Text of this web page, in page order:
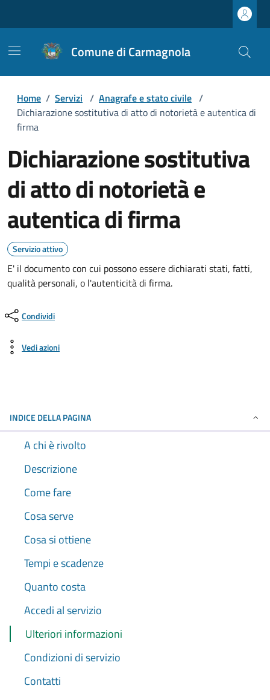
Comune di Carmagnola
Home / Servizi / Anagrafe e stato civile /
Dichiarazione sostitutiva di atto di notorietà e autentica di
firma
Dichiarazione sostitutiva
di atto di notorietà e
autentica di firma
Servizio attivo
E' il documento con cui possono essere dichiarati stati, fatti,
qualità personali, o l'autenticità di firma.
Condividi
Vedi azioni
INDICE DELLA PAGINA
A chi è rivolto
Descrizione
Come fare
Cosa serve
Cosa si ottiene
Tempi e scadenze
Quanto costa
Accedi al servizio
Ulteriori informazioni
Condizioni di servizio
Contatti